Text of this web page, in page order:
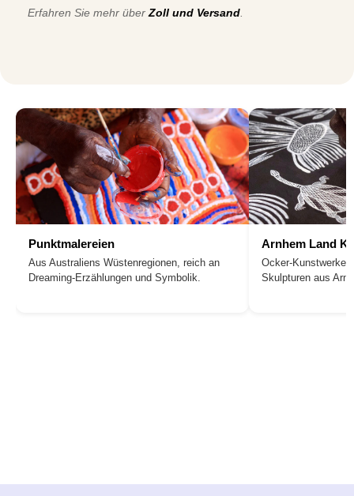
Erfahren Sie mehr über Zoll und Versand
Punktmalereien
Aus Australiens Wüstenregionen, reich an
Dreaming-Erzählungen und Symbolik.
Arnhem Land
Ocker-Kunstwerke,
Skulpturen aus